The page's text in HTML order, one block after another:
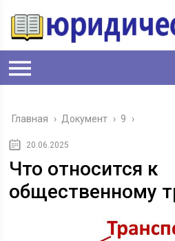
Главная › Документ › 9 ›
20.06.2025
Что относится к
общественному